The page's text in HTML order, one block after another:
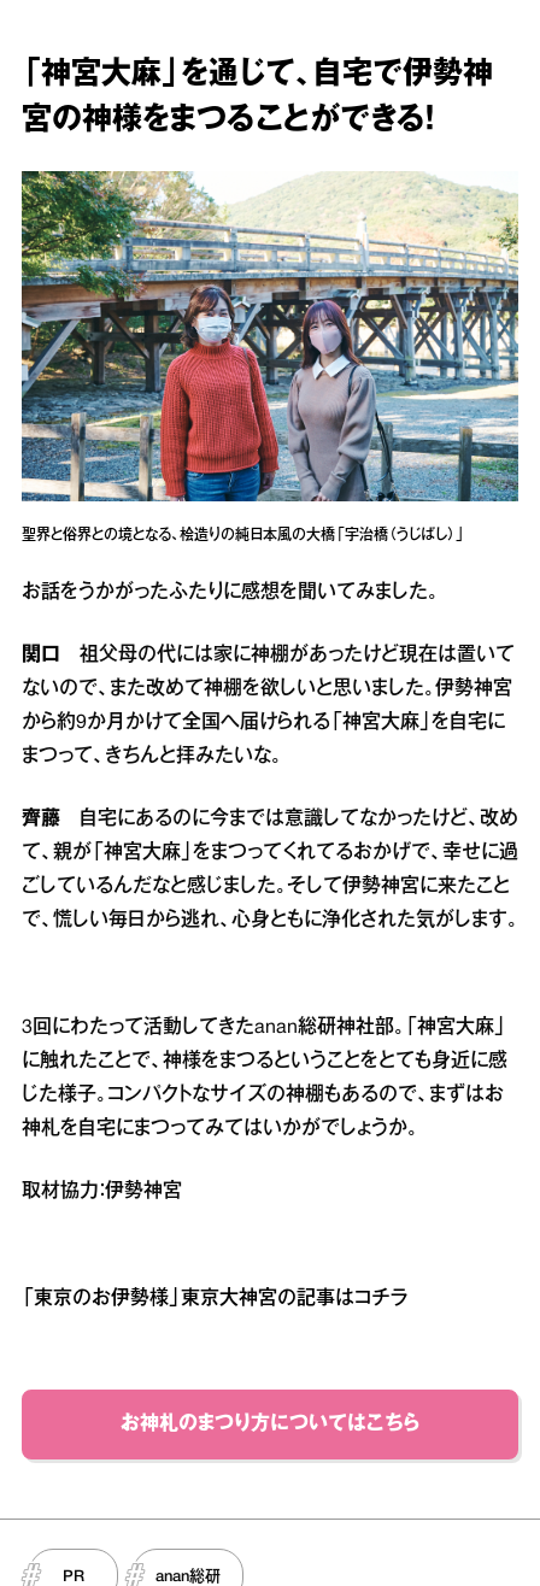
「神宮大麻」を通じて、自宅で伊勢神
宮の神様をまつることができる！
聖界と俗界との境となる、桧造りの純日本風の大橋「宇治橋（うじばし）」
お話をうかがったふたりに感想を聞いてみました。
関口
祖父母の代には家に神棚があったけど現在は置いて
ないので、また改めて神棚を欲しいと思いました。伊勢神宮
から約9か月かけて全国へ届けられる「神宮大麻」を自宅に
まつって、きちんと拝みたいな。
齊藤 自宅にあるのに今までは意識してなかったけど、改め
て、親が「神宮大麻」をまつってくれてるおかげで、幸せに過
ごしているんだなと感じました。そして伊勢神宮に来たこと
で、慌しい毎日から逃れ、心身ともに浄化された気がします。
3回にわたって活動してきたanan総研神社部。「神宮大麻」
に触れたことで、神様をまつるということをとても身近に感
じた様子。コンパクトなサイズの神棚もあるので、まずはお
神札を自宅にまつってみてはいかがでしょうか。
取材協力：伊勢神宮
「東京のお伊勢様」東京大神宮の記事はコチラ
お神札のまつり方についてはこちら
PR anan総研